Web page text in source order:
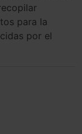
para la
por el